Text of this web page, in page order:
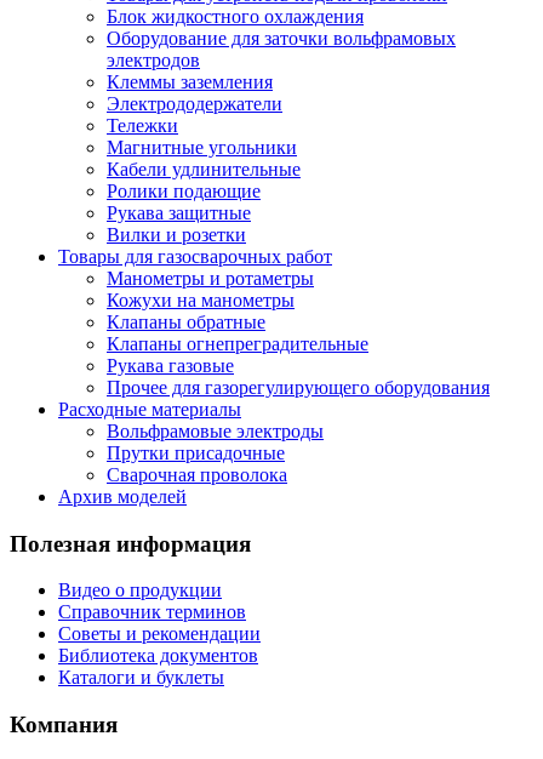
Блок жидкостного охлаждения
Оборудование для заточки вольфрамовых
электродов
Клеммы заземления
Электрододержатели
Тележки
Магнитные угольники
Кабели удлинительные
Ролики подающие
Рукава защитные
Вилки и розетки
Товары для газосварочных работ
Манометры и ротаметры
Кожухи на манометры
Клапаны обратные
Клапаны огнепреградительные
Рукава газовые
Прочее для газорегулирующего оборудования
Расходные материалы
Вольфрамовые электроды
Прутки присадочные
Сварочная проволока
Архив моделей
Полезная информация
Видео о продукции
Справочник терминов
Советы и рекомендации
Библиотека документов
Каталоги и буклеты
Компания